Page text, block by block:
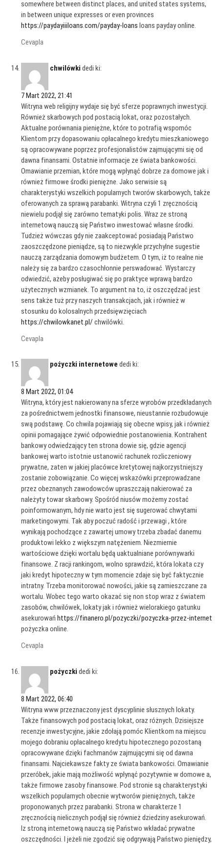
somewhere between distinct places, and united states systems,
in between unique expresses or even provinces
https://paydayiiiloans.com/payday-loans loans payday online.
Cevapla
chwilówki dedi ki:
7 Mart 2022, 21:41
Witryna web religijny wydaje się być sferze poprawnych inwestycji.
Również skarbowych pod postacią lokat, oraz pozostałych.
Aktualne porównania pieniężne, które to potrafią wspomóc
Klientom przy dopasowaniu opłacalnego kredytu mieszkaniowego
są opracowywane poprzez profesjonalistów zajmującymi się od
dawna finansami. Ostatnie informacje ze świata bankowości.
Omawianie przemian, które mogą wpłynąć dobrze za domowe jak i
również firmowe środki pieniężne. Jako serwisie są
charakterystyki wszelkich popularnych tworów skarbowych, także
oferowanych za sprawą parabanki. Witryna czyli 1 zręcznością
niewielu podjął się zarówno tematyki polis. Wraz ze stroną
internetową nauczą się Państwo inwestować własne środki.
Tudzież wówczas gdy nie zaakceptować posiadają Państwo
zaoszczędzone pieniądze, są to niezwykle przychylne sugestie
nauczą zarządzania domowym budżetem. O tym, iż to realne nie
należy się za bardzo czasochłonnie perswadować. Wystarczy
odwiedzić, ażeby posługiwać się po praktyce wprawą bardzo
użytecznych wzmianek. To argument na to, iż oszczędzać jest
sens także tuż przy naszych transakcjach, jak i również w
stosunku do kolosalnych przedsięwzięciach
https://chwilowkanet.pl/ chwilówki.
Cevapla
pożyczki internetowe dedi ki:
8 Mart 2022, 01:04
Witryna, który jest nakierowany na sferze wyrobów przedkładanych
za pośrednictwem jednostki finansowe, nieustannie rozbudowuje
swą podstawę. Co chwila pojawiają się obecne wpisy, jak i również
opinii pomagające żywić odpowiednie postanowienia. Kontrahent
bankowy odwiedzający ten strona dowie się, gdzie agencji
bankowej warto istotnie ustanowić rachunek rozliczeniowy
prywatne, zaten w jakiej placówce kretytowej najkorzystniejszy
zostanie zobowiązanie. Co więcej wskazówki przeprowadzane
przez obeznanych zawodowców upraszczają nakierować za
należyty towar skarbowy. Spośród niusów możemy zostać
poinformowanym, hdy nie warto jest się sugerować chwytami
marketingowymi. Tak aby poczuć radość i przewagi , które
wynikają pochodzące z zawartej umowy trzeba zbadać danemu
produktowi lekko z większym natężeniem. Niezmiernie
wartościowe dzięki wortalu będą uaktualniane porównywarki
finansowe. Z racji rankingom, wolno sprawdzić, która lokata czy
jaki kredyt hipoteczny w tym momencie zdaje się być faktycznie
intratny. Trzeba monitorować nowości, jakie są zamieszczane za
wortalu. Wobec tego warto okazać się non stop wraz z światem
zasobów, chwilówek, lokaty jak i również wielorakiego gatunku
asekurowań https://finanero.pl/pozyczki/pozyczka-przez-internet
pożyczka online.
Cevapla
pożyczki dedi ki:
8 Mart 2022, 06:40
Witryna www przeznaczony jest dyscyplinie słusznych lokaty.
Także finansowych pod postacią lokat, oraz różnych. Dzisiejsze
recenzje inwestycyjne, jakie zdołają pomóc Klientkom na miejscu
mojego dobraniu opłacalnego kredytu hipotecznego pozostaną
opracowywane dzięki fachmanów zajmującymi się od dawna
finansami. Najciekawsze fakty ze świata bankowości. Omawianie
przeróbek, jakie mają możliwość wpłynąć pozytywnie w domowe a,
także firmowe zasoby finansowe. Pod stronie są charakterystyki
wszelkich popularnych obecnie wytworów pieniężnych, także
proponowanych przez parabanki. Strona w charakterze 1
zręcznością nielicznych podjął się również dziedziny asekurowań.
Iz stroną internetową nauczą się Państwo wkładać prywatne
oszczędności. I jeżeli nie zgodzić się odgrywają Państwo pieniędzy,